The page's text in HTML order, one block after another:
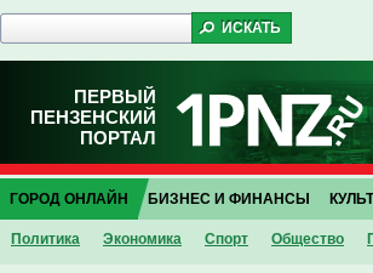
ПЕРВЫЙ
ПЕНЗЕНСКИЙ
ПОРТАЛ
ГОРОД ОНЛАЙН
Политика Экономика Спорт Общество
БИЗНЕС И ФИНАНСЫ